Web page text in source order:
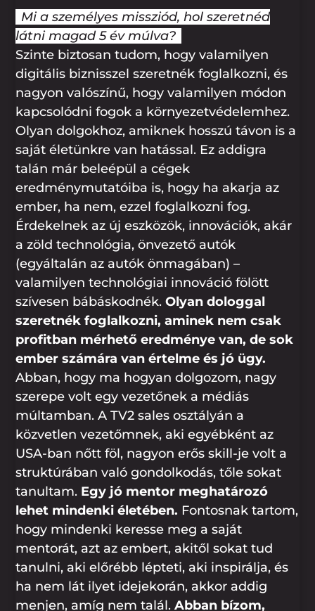
Mi a személyes missziód, hol szeretnéd
látni magad 5 év múlva?
Szinte biztosan tudom, hogy valamilyen
digitális biznisszel szeretnék foglalkozni, és
nagyon valószínű, hogy valamilyen módon
kapcsolódni fogok a környezetvédelemhez.
Olyan dolgokhoz, amiknek hosszú távon is a
saját életünkre van hatással. Ez addigra
talán már beleépül a cégek
eredménymutatóiba is, hogy ha akarja az
ember, ha nem, ezzel foglalkozni fog.
Érdekelnek az új eszközök, innovációk, akár
a zöld technológia, önvezető autók
(egyáltalán az autók önmagában) –
valamilyen technológiai innováció fölött
szívesen bábáskodnék.Olyan dologgal
szeretnék foglalkozni, aminek nem csak
profitban mérhető eredménye van, de sok
ember számára van értelme és jó ügy.
Abban, hogy ma hogyan dolgozom, nagy
szerepe volt egy vezetőnek a médiás
múltamban. A TV2 sales osztályán a
közvetlen vezetőmnek, aki egyébként az
USA-ban nőtt föl, nagyon erős skill-je volt a
struktúrában való gondolkodás, tőle sokat
tanultam. Egy jó mentor meghatározó
lehet mindenki életében. Fontosnak tartom,
hogy mindenki keresse meg a saját
mentorát, azt az embert, akitől sokat tud
tanulni, aki előrébb lépteti, aki inspirálja, és
ha nem lát ilyet idejekorán, akkor addig
menjen, amíg nem talál. Abban bízom,